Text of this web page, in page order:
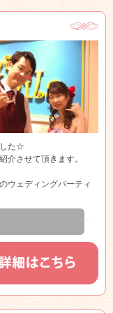
した☆
介させて頂きます。
ウェディングパーティ
気持ちは高まりました!